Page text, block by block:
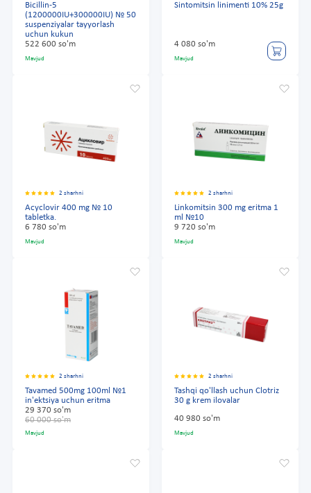
Bicillin-5
(1200000IU+300000IU) № 50
suspenziyalar tayyorlash
uchun kukun
522 600 so'm
Mavjud
Sintomitsin linimenti 10% 25g
4 080 so'm
Mavjud
2 sharhni
Acyclovir 400 mg № 10
tabletka.
6 780 so'm
Mavjud
2 sharhni
Linkomitsin 300 mg eritma 1
ml №10
9 720 so'm
Mavjud
2 sharhni
Tavamed 500mg 100ml №1
in'ektsiya uchun eritma
29 370 so'm
60 000 so'm
Mavjud
2 sharhni
Tashqi qo'llash uchun Clotriz
30 g krem ilovalar
40 980 so'm
Mavjud